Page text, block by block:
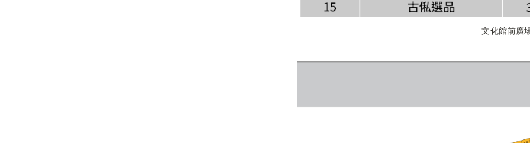
文化館前廣